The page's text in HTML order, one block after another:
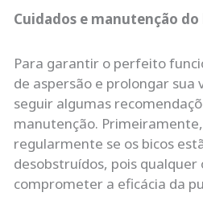
Cuidados e manutenção
Para garantir o perfeito
de aspersão e prolongar
seguir algumas
manutenção.
regularmente se os bicos
desobstruídos, pois qualquer
comprometer a eficácia da